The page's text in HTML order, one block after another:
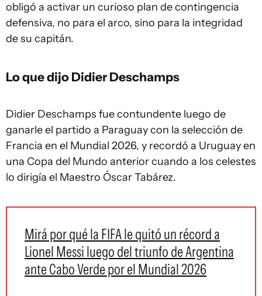
obligó a activar un curioso plan de contingencia
defensiva, no para el arco, sino para la integridad
de su capitán.
Lo que dijo Didier Deschamps
Didier Deschamps fue contundente luego de
ganarle el partido a Paraguay con la selección de
Francia en el Mundial 2026, y recordó a Uruguay en
una Copa del Mundo anterior cuando a los celestes
lo dirigía el Maestro Óscar Tabárez.
Mirá por qué la FIFA le quitó un récord a
Lionel Messi luego del triunfo de Argentina
ante Cabo Verde por el Mundial 2026